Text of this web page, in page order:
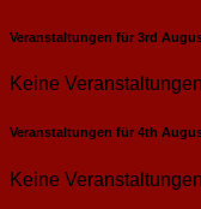
Veranstaltungen für 3rd
Keine Veranstaltungen
Veranstaltungen für 4th
Keine Veranstaltungen